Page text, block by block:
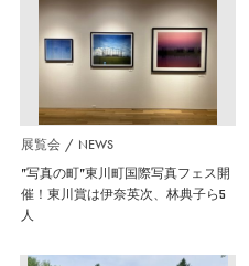
展覧会 NEWS
”写真の町”東川町国際写真フェス開
催！東川賞は伊奈英次、林典子ら5
人